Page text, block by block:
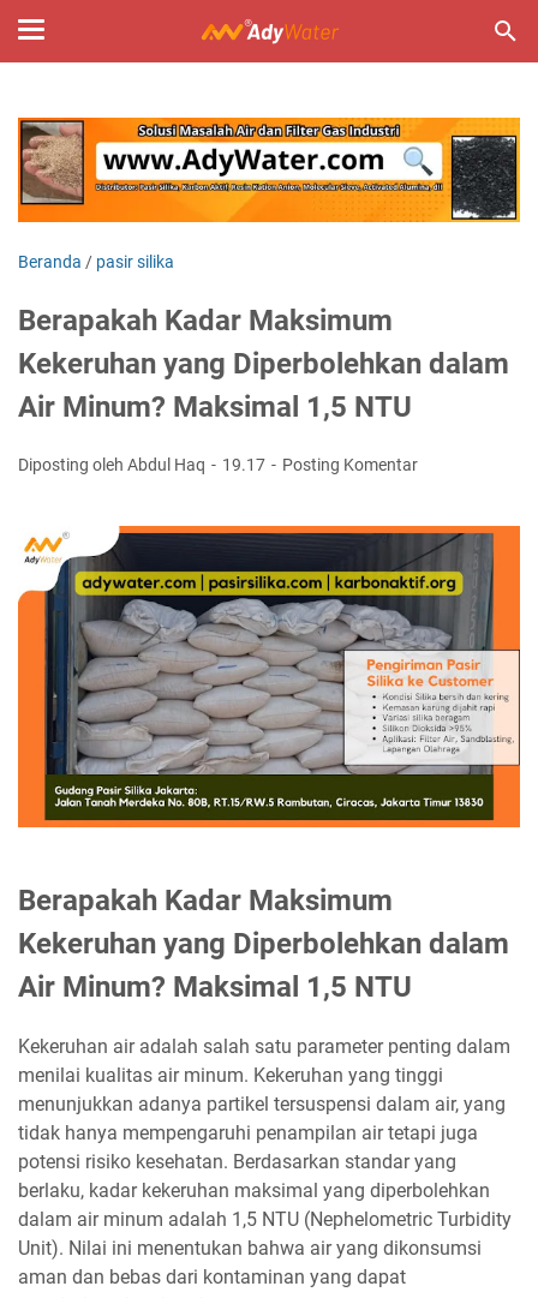
Beranda / pasir silika
Berapakah Kadar Maksimum
Kekeruhan yang Diperbolehkan dalam
Air Minum? Maksimal 1,5 NTU
Diposting oleh Abdul Haq 19.17 Posting Komentar
Berapakah Kadar Maksimum
Kekeruhan yang Diperbolehkan dalam
Air Minum? Maksimal 1,5 NTU
Kekeruhan air adalah salah satu parameter penting dalam
menilai kualitas air minum. Kekeruhan yang tinggi
menunjukkan adanya partikel tersuspensi dalam air, yang
tidak hanya mempengaruhi penampilan air tetapi juga
potensi risiko kesehatan. Berdasarkan standar yang
berlaku, kadar kekeruhan maksimal yang diperbolehkan
dalam air minum adalah 1,5 NTU (Nephelometric Turbidity
Unit). Nilai ini menentukan bahwa air yang dikonsumsi
aman dan bebas dari kontaminan yang dapat